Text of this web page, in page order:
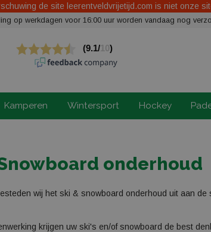
de site leerentveldvrijetijd.com is niet onze
op werkdagen voor 16:00 uur worden vandaag nog
Kamperen Wintersport Hockey
onderhoud
wij het ski & snowboard onderhoud uit aan
krijgen uw ski's en/of snowboard de best